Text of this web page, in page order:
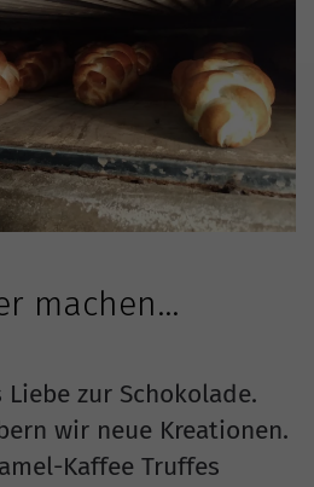
machen…
zur Schokolade.
wir neue Kreationen.
Kaffee Truffes